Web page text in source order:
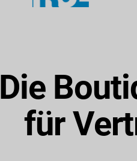
Die
für